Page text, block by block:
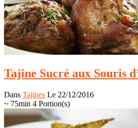
Tajine Sucré aux Souris
Dans Tajines Le 22/12/2016
~ 75min 4 Portion(s)